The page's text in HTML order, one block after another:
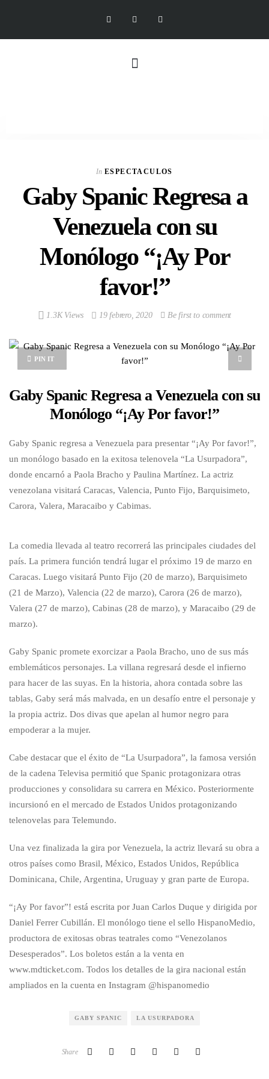
In ESPECTACULOS
Gaby Spanic Regresa a
Venezuela con su
Monólogo “¡Ay Por
favor!”
1.3K Views 19 febrero, 2020 Be first to comment
PIN IT
Gaby Spanic Regresa a Venezuela con su
Monólogo “¡Ay Por favor!”
Gaby Spanic regresa a Venezuela para presentar “¡Ay Por favor!”,
un monólogo basado en la exitosa telenovela “La Usurpadora”,
donde encarnó a Paola Bracho y Paulina Martínez. La actriz
venezolana visitará Caracas, Valencia, Punto Fijo, Barquisimeto,
Carora, Valera, Maracaibo y Cabimas.
La comedia llevada al teatro recorrerá las principales ciudades del
país. La primera función tendrá lugar el próximo 19 de marzo en
Caracas. Luego visitará Punto Fijo (20 de marzo), Barquisimeto
(21 de Marzo), Valencia (22 de marzo), Carora (26 de marzo),
Valera (27 de marzo), Cabinas (28 de marzo), y Maracaibo (29 de
marzo).
Gaby Spanic promete exorcizar a Paola Bracho, uno de sus más
emblemáticos personajes. La villana regresará desde el infierno
para hacer de las suyas. En la historia, ahora contada sobre las
tablas, Gaby será más malvada, en un desafío entre el personaje y
la propia actriz. Dos divas que apelan al humor negro para
empoderar a la mujer.
Cabe destacar que el éxito de “La Usurpadora”, la famosa versión
de la cadena Televisa permitió que Spanic protagonizara otras
producciones y consolidara su carrera en México. Posteriormente
incursionó en el mercado de Estados Unidos protagonizando
telenovelas para Telemundo.
Una vez finalizada la gira por Venezuela, la actriz llevará su obra a
otros países como Brasil, México, Estados Unidos, República
Dominicana, Chile, Argentina, Uruguay y gran parte de Europa.
“¡Ay Por favor”! está escrita por Juan Carlos Duque y dirigida por
Daniel Ferrer Cubillán. El monólogo tiene el sello HispanoMedio,
productora de exitosas obras teatrales como “Venezolanos
Desesperados”. Los boletos están a la venta en
www.mdticket.com. Todos los detalles de la gira nacional están
ampliados en la cuenta en Instagram @hispanomedio
GABY SPANIC LA USURPADORA
Share